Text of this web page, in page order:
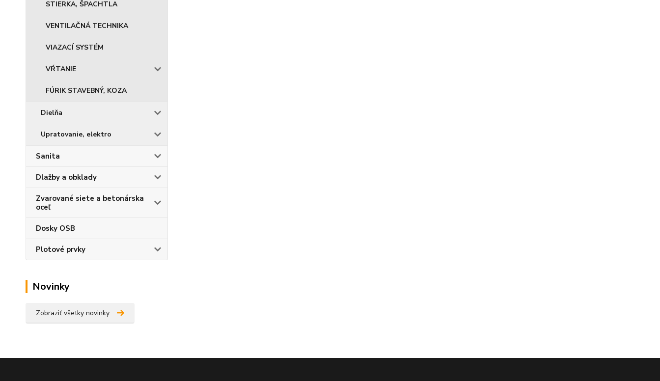
STIERKA, ŠPACHTLA
VENTILAČNÁ TECHNIKA
VIAZACÍ SYSTÉM
VŔTANIE
FÚRIK STAVEBNÝ, KOZA
Dielňa
Upratovanie, elektro
Sanita
Dlažby a obklady
Zvarované siete a betonárska
oceľ
Dosky OSB
Plotové prvky
Novinky
Zobraziť všetky novinky